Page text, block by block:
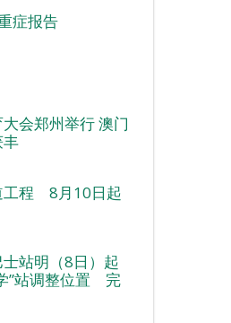
症报告
会郑州举行 澳门
工程 8月10日起
站明（8日）起
”站调整位置 完